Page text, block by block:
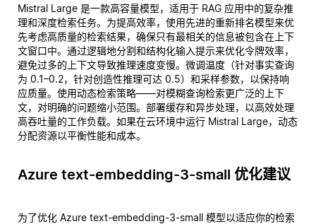
Mistral Large 是一款高容量模型，适用于 RAG 应用中的复杂推
理和深度检索任务。为提高效率，使用先进的重新排名模型来优
先考虑高质量的检索结果，确保只有最相关的信息被包含在上下
文窗口中。通过逻辑地分割和结构化输入提示来优化令牌效率，
避免过多的上下文导致推理速度变慢。微调温度（针对事实查询
为 0.1–0.2，针对创造性推理可达 0.5）和采样参数，以保持响
应质量。使用动态检索策略——对模糊查询检索更广泛的上下
文，对明确的问题缩小范围。部署缓存和异步处理，以高效处理
高吞吐量的工作负载。如果在云环境中运行 Mistral Large，动态
分配资源以平衡性能和成本。
Azure text-embedding-3-small 优化建议
为了优化 Azure text-embedding-3-small 模型以适应你的检索